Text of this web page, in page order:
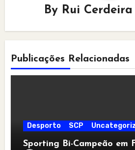
By Rui
Publicações Relacionadas
Desporto SCP
Sporting Bi-Campeão em